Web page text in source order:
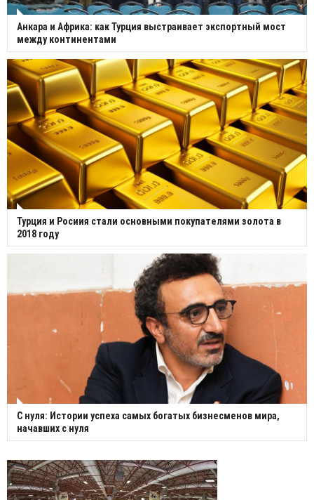
Анкара и Африка: как Турция выстраивает экспортный мост
между континентами
Турция и Росиия стали основными покупателями золота в
2018 году
С нуля: Истории успеха самых богатых бизнесменов мира,
начавших с нуля